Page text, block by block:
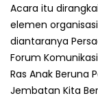
Acara itu
elemen
diantaranya
Forum
Ras Anak Beruna
Jembatan Kita